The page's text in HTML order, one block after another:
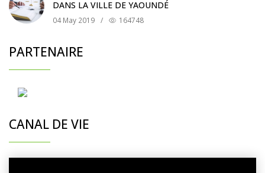
DANS LA VILLE DE YAOUNDÉ
04 May 2019 / 164748
PARTENAIRE
CANAL DE VIE